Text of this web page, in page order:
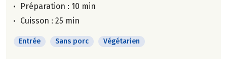
Préparation : 10 min
Cuisson : 25 min
Entrée Sans porc Végétarien